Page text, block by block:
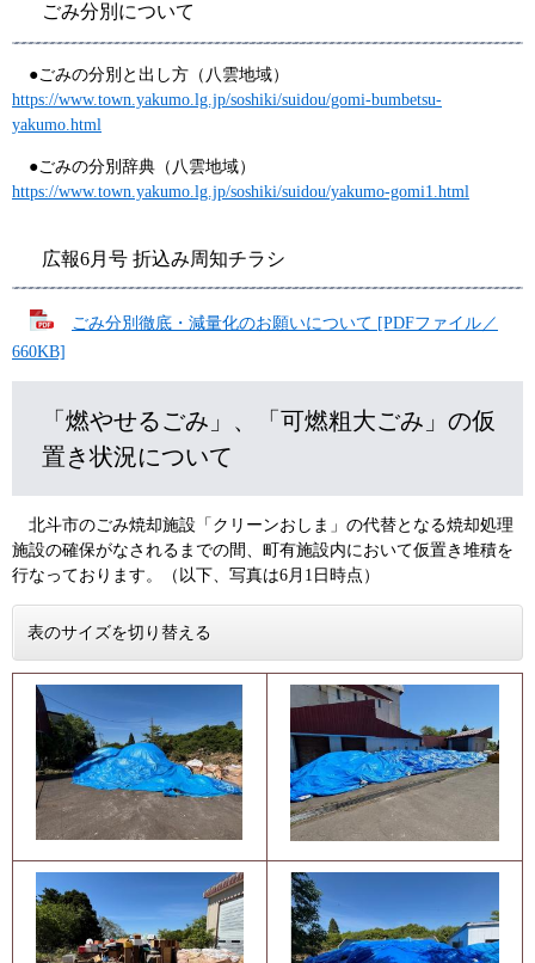
ごみ分別について
●ごみの分別と出し方（八雲地域）
https://www.town.yakumo.lg.jp/soshiki/suidou/gomi-bumbetsu-
yakumo.html
●ごみの分別辞典（八雲地域）
https://www.town.yakumo.lg.jp/soshiki/suidou/yakumo-gomi1.html
広報6月号 折込み周知チラシ
ごみ分別徹底・減量化のお願いについて [PDFファイル／
660KB]
「燃やせるごみ」、「可燃粗大ごみ」の仮
置き状況について
北斗市のごみ焼却施設「クリーンおしま」の代替となる焼却処理
施設の確保がなされるまでの間、町有施設内において仮置き堆積を
行なっております。（以下、写真は6月1日時点）
表のサイズを切り替える